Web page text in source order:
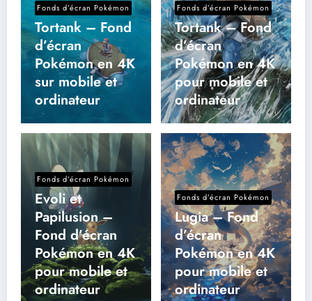
Fonds d’écran Pokémon
Tortank – Fond
d’écran
Pokémon en 4K
sur mobile et
ordinateur
Fonds d’écran Pokémon
Tortank – Fond
d’écran
Pokémon en 4K
pour mobile et
ordinateur
Fonds d’écran Pokémon
Evoli et
Papilusion –
Fond d’écran
Pokémon en 4K
pour mobile et
ordinateur
Fonds d’écran Pokémon
Lugia – Fond
d’écran
Pokémon en 4K
pour mobile et
ordinateur